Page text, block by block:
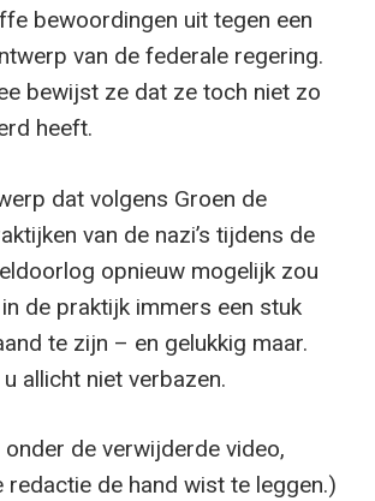
bewoordingen uit tegen een
van de federale regering.
bewijst ze dat ze toch niet zo
heeft.
dat volgens Groen de
van de nazi’s tijdens de
opnieuw mogelijk zou
de praktijk immers een stuk
te zijn – en gelukkig maar.
allicht niet verbazen.
de verwijderde video,
redactie de hand wist te leggen.)